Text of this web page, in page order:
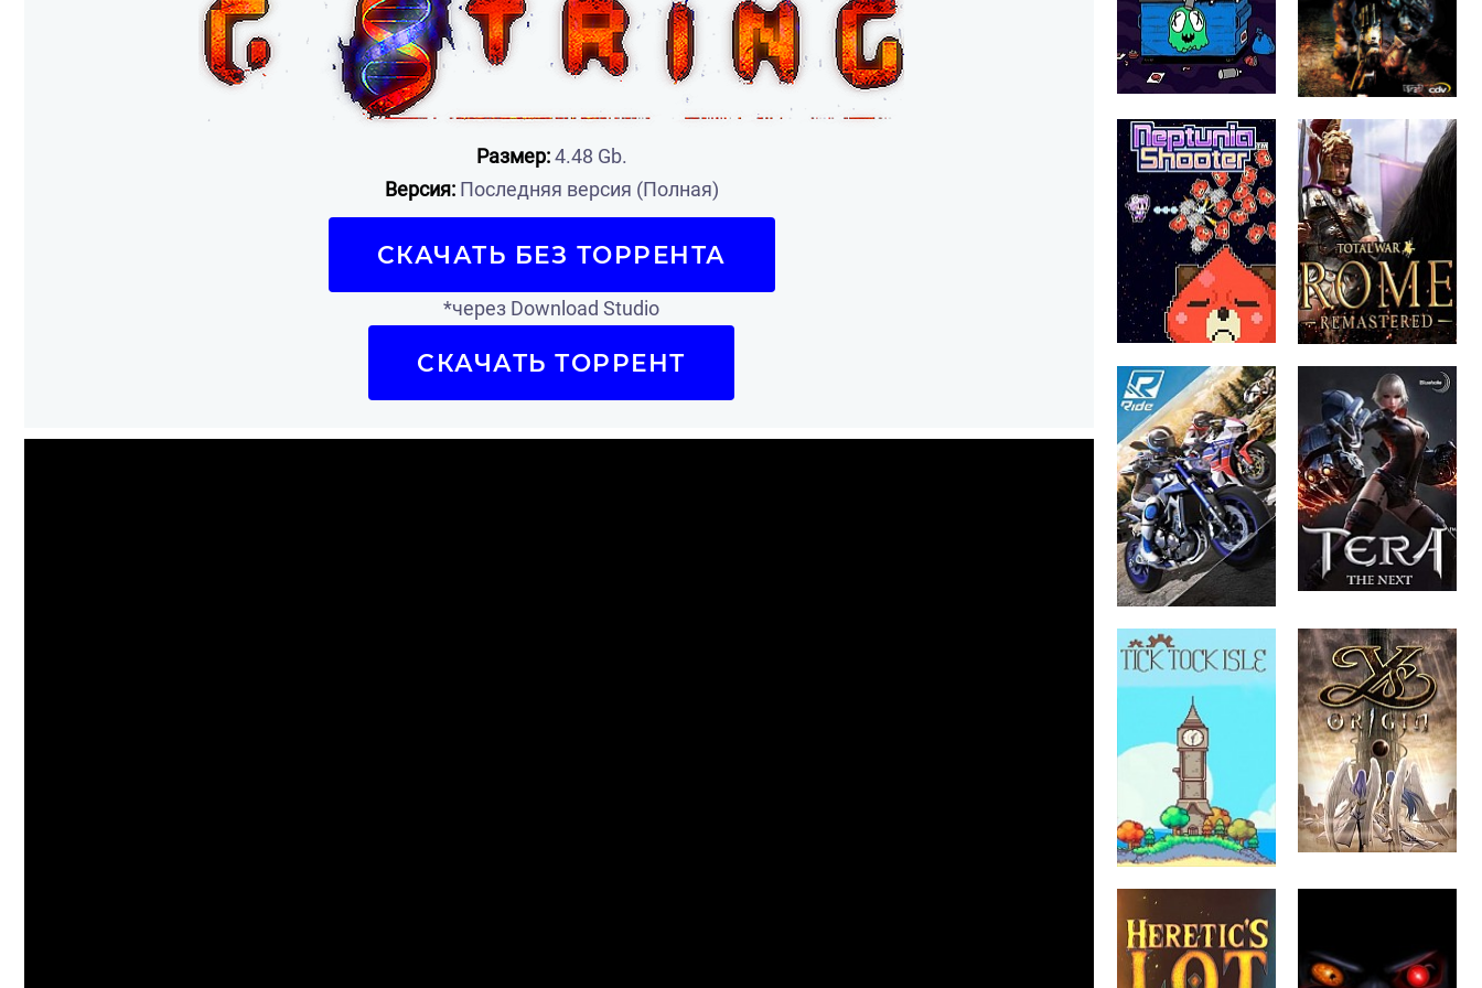
Размер:4.48 Gb.
Версия:Последняя версия (Полная)
СКАЧАТЬ БЕЗ ТОРРЕНТА
*через Download Studio
СКАЧАТЬ ТОРРЕНТ